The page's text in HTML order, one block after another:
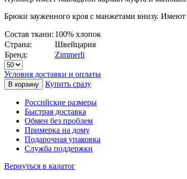
Брюки зауженного кроя с манжетами внизу.
Состав ткани: 100% хлопок
Страна:
Швейцария
Бренд:
Zimmerli
Условия доставки и оплаты
Купить сразу
Российские размеры
Быстрая доставка
Обмен без проблем
Примерка на дому
Подарочная упаковка
Служба поддержки
Вернуться в калатог